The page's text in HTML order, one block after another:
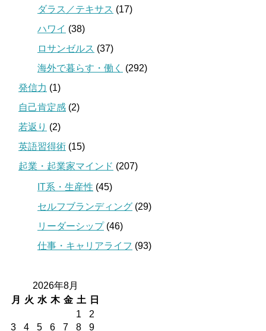
ダラス／テキサス (17)
ハワイ (38)
ロサンゼルス (37)
海外で暮らす・働く
(292)
発信力 (1)
自己肯定感 (2)
若返り (2)
英語習得術 (15)
起業・起業家マインド (207)
IT系・生産性 (45)
セルフブランディング (29)
リーダーシップ(46)
仕事・キャリアライフ (93)
2026年8月
月
火 水 木 金 土
日
1
2
3
4 5 6 7 8 9